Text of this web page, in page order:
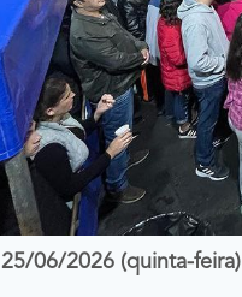
25/06/2026 (quinta-feira)